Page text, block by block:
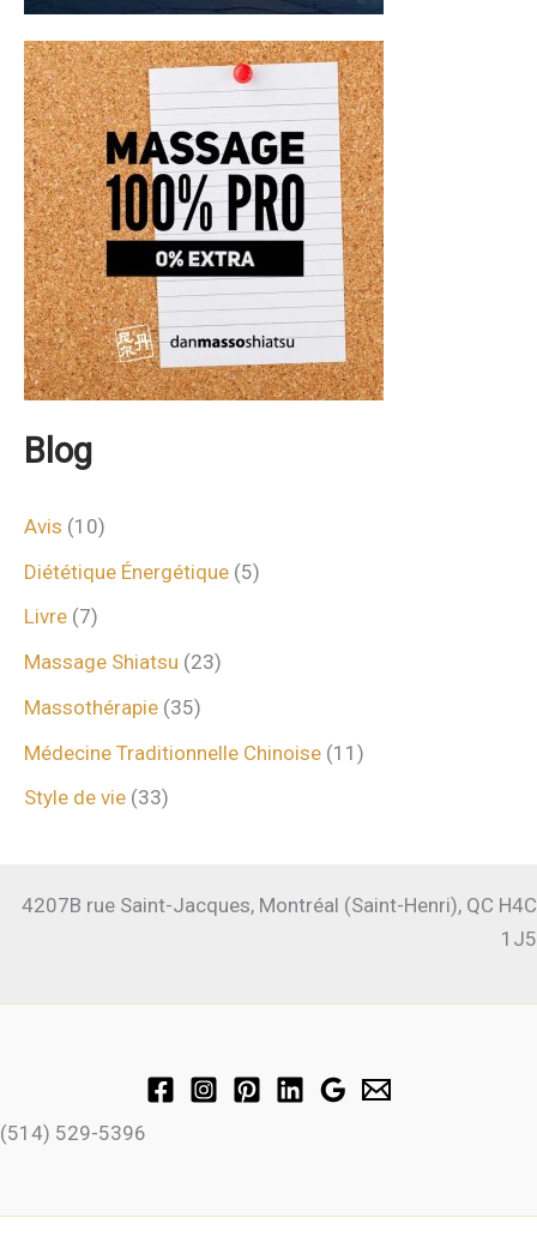
Blog
Avis (10)
Diététique Énergétique (5)
Livre (7)
Massage Shiatsu (23)
Massothérapie (35)
Médecine Traditionnelle Chinoise (11)
Style de vie (33)
4207B rue Saint-Jacques, Montréal (Saint-Henri), QC H4C
1J5
(514) 529-5396